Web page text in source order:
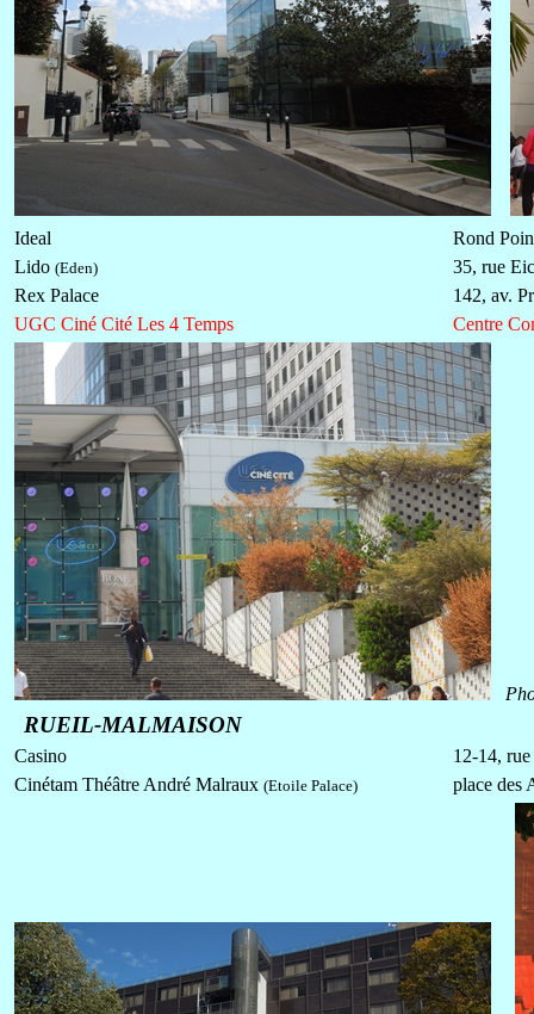
Ideal
Rond
Lido (Eden)
35, rue
Rex Palace
142, av.
UGC Ciné Cité Les 4 Temps
Centre
RUEIL-MALMAISON
Casino
12-14,
Cinétam Théâtre André Malraux (Etoile Palace) place des